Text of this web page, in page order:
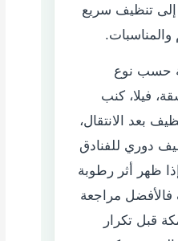
إلى تنظيف سريع
حسب نوع
فيلا، كنب
بعد الانتقال،
دوري للفنادق
ظهر أثر رطوبة
فالأفضل مراجعة
قبل تكرار